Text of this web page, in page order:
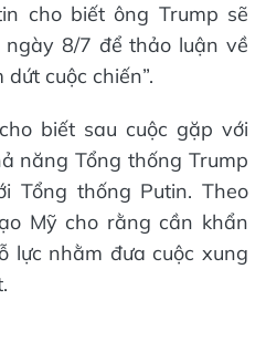
cho biết ông Trump sẽ
8/7 để thảo luận về
cuộc chiến”.
biết sau cuộc gặp với
năng Tổng thống Trump
Tổng thống Putin. Theo
Mỹ cho rằng cần khẩn
lực nhằm đưa cuộc xung